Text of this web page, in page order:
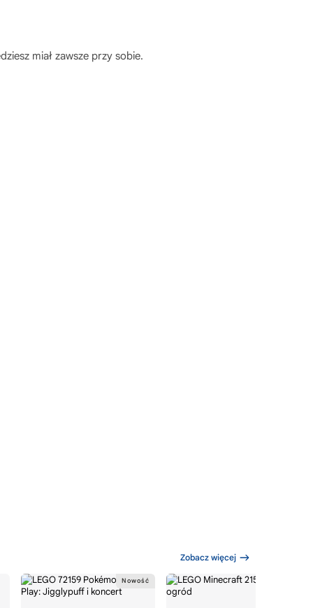
miał zawsze przy sobie.
Zobacz więcej